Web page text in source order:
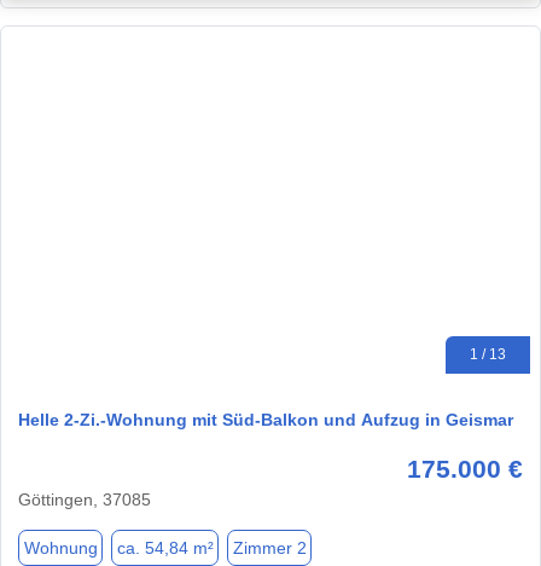
1 / 13
Helle 2-Zi.-Wohnung mit Süd-Balkon und Aufzug in Geismar
175.000 €
Göttingen, 37085
Wohnung ca. 54,84 m² Zimmer 2